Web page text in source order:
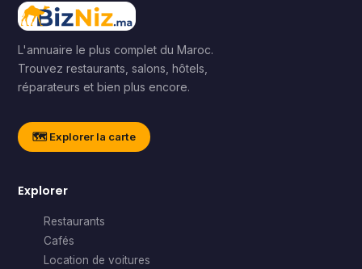
L'annuaire le plus complet du Maroc.
Trouvez restaurants, salons, hôtels,
réparateurs et bien plus encore.
🗺️ Explorer la carte
Explorer
Restaurants
Cafés
Location de voitures